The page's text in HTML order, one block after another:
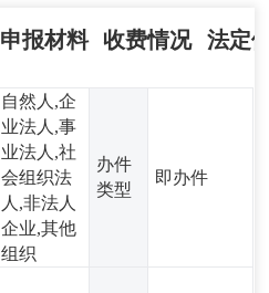
申报材料 收费情况 法定
自然人,企
业法人,事
业法人,社
会组织法
人,非法人
企业,其他
组织
办件
类型
即办件